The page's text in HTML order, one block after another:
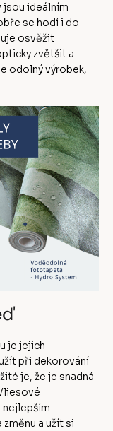
jsou ideálním
se hodí i do
osvěžit
zvětšit a
odolný výrobek,
je jejich
při dekorování
je, že je snadná
nejlepším
a užít si